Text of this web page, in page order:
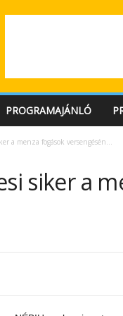
PROGRAMAJÁNLÓ
a menza fogások versengésén…
siker a